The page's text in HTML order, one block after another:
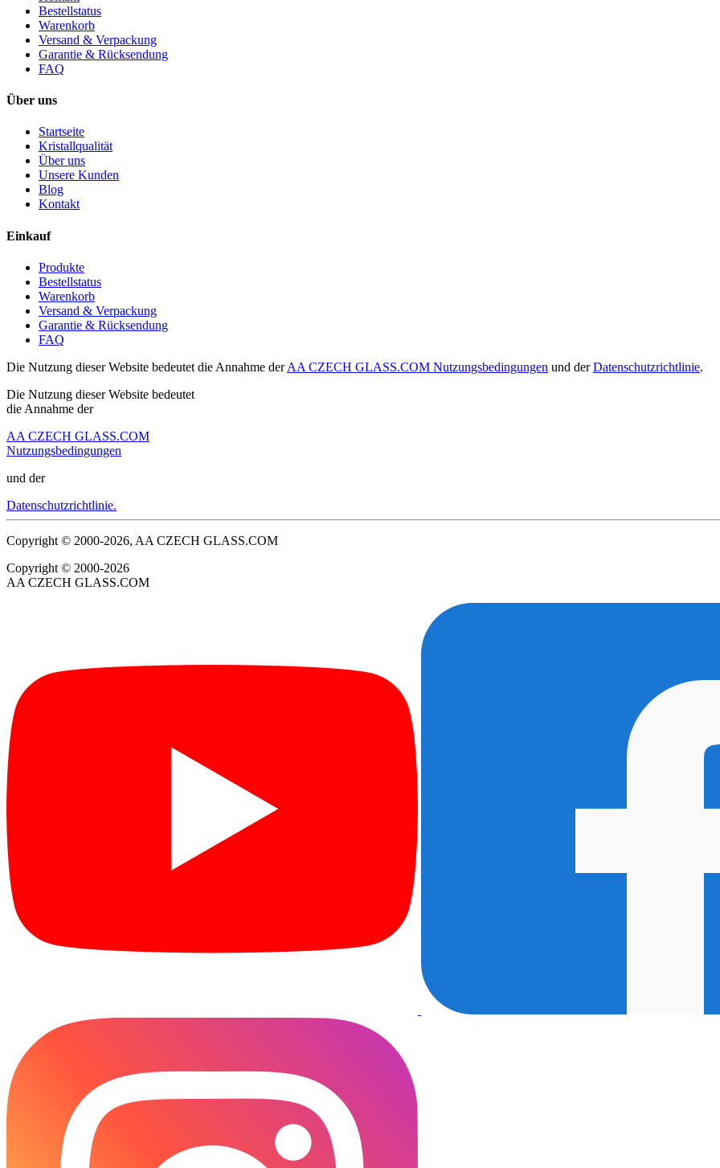
Bestellstatus
Warenkorb
Versand & Verpackung
Garantie & Rücksendung
FAQ
Über uns
Startseite
Kristallqualität
Über uns
Unsere Kunden
Blog
Kontakt
Einkauf
Produkte
Bestellstatus
Warenkorb
Versand & Verpackung
Garantie & Rücksendung
FAQ
Die Nutzung dieser Website bedeutet die Annahme derAA CZECH GLASS.COM Nutzungsbedingungen und derDatenschutzrichtlinie.
Die Nutzung dieser Website bedeutet
die Annahme der
AA CZECH GLASS.COM
Nutzungsbedingungen
und der
Datenschutzrichtlinie.
Copyright © 2000-2026, AA CZECH GLASS.COM
Copyright © 2000-2026
AA CZECH GLASS.COM